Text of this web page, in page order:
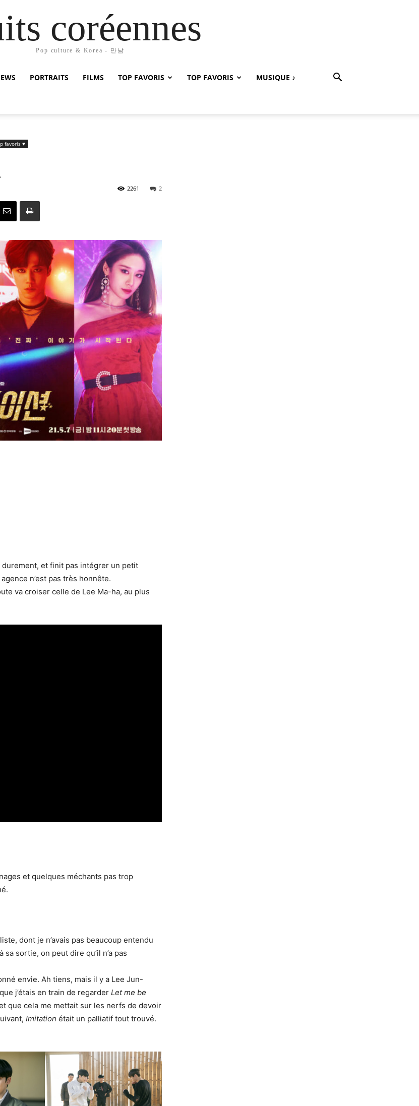
coréennes
Pop culture & Korea - 만남
PORTRAITS FILMS TOP FAVORIS TOP FAVORIS MUSIQUE ♪
favoris ♥
2
2261
durement, et finit pas intégrer un petit
n’est pas très honnête.
va croiser celle de Lee Ma-ha, au plus
et quelques méchants pas trop
dont je n’avais pas beaucoup entendu
sortie, on peut dire qu’il n’a pas
envie. Ah tiens, mais il y a Lee Jun-
j’étais en train de regarder Let me be
que cela me mettait sur les nerfs de devoir
Imitation était un palliatif tout trouvé.